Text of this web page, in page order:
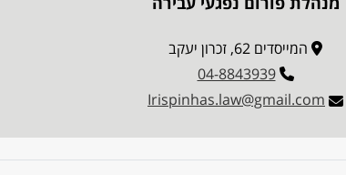
המייסדים 62, זכרון יעקב
04-8843939
Irispinhas.law@gmail.com